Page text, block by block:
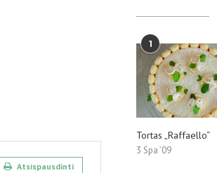
Atsispausdinti
1
Tortas „Raffaello“
3 Spa ’09